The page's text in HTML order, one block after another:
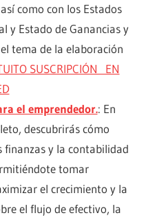
como con los Estados
y Estado de Ganancias y
tema de la elaboración
SUSCRIPCIÓN EN
el emprendedor.: En
descubrirás cómo
y la contabilidad
tomar
el crecimiento y la
el flujo de efectivo, la